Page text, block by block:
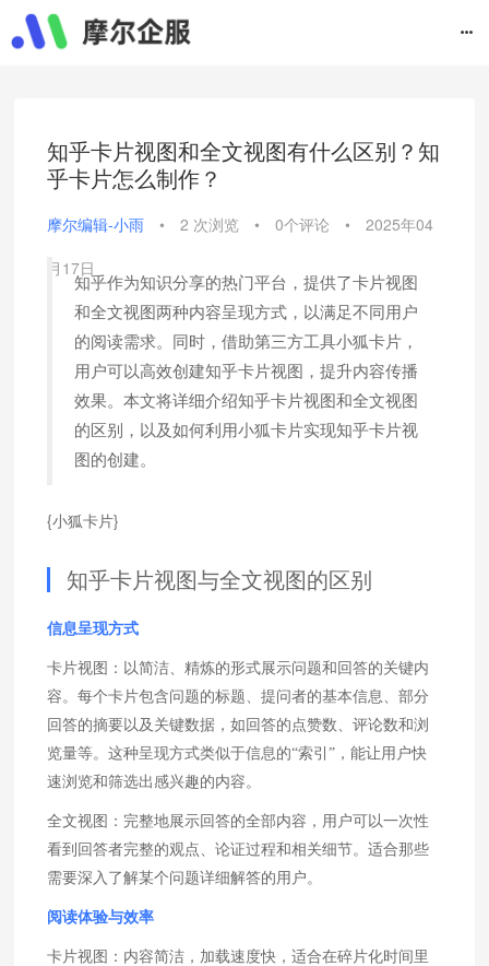
知乎卡片视图和全文视图有什么区别？知
乎卡片怎么制作？
摩尔编辑-小雨 • 2 次浏览 • 0个评论 •
2025年04
月17日
知乎作为知识分享的热门平台，提供了卡片视图
和全文视图两种内容呈现方式，以满足不同用户
的阅读需求。同时，借助第三方工具小狐卡片，
用户可以高效创建知乎卡片视图，提升内容传播
效果。本文将详细介绍知乎卡片视图和全文视图
的区别，以及如何利用小狐卡片实现知乎卡片视
图的创建。
{小狐卡片}
知乎卡片视图与全文视图的区别
信息呈现方式
卡片视图：以简洁、精炼的形式展示问题和回答的关键内
容。每个卡片包含问题的标题、提问者的基本信息、部分
回答的摘要以及关键数据，如回答的点赞数、评论数和浏
览量等。这种呈现方式类似于信息的“索引”，能让用户快
速浏览和筛选出感兴趣的内容。
全文视图：完整地展示回答的全部内容，用户可以一次性
看到回答者完整的观点、论证过程和相关细节。适合那些
需要深入了解某个问题详细解答的用户。
阅读体验与效率
卡片视图：内容简洁，加载速度快，适合在碎片化时间里